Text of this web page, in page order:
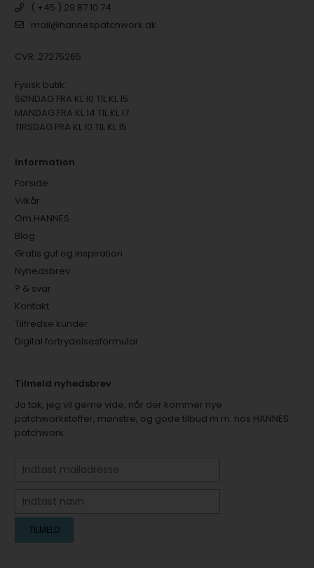
( +45 ) 29 87 10 74
mail@hannespatchwork.dk
CVR: 27275265
Fysisk butik:
SØNDAG FRA KL 10 TIL KL 15
MANDAG FRA KL 14 TIL KL 17
TIRSDAG FRA KL 10 TIL KL 15
Information
Forside
Vilkår
Om HANNES
Blog
Gratis guf og inspiration
Nyhedsbrev
? & svar
Kontakt
Tilfredse kunder
Digital fortrydelsesformular
Tilmeld nyhedsbrev
Ja tak, jeg vil gerne vide, når der kommer nye
patchworkstoffer, mønstre, og gode tilbud m.m. hos HANNES
patchwork.